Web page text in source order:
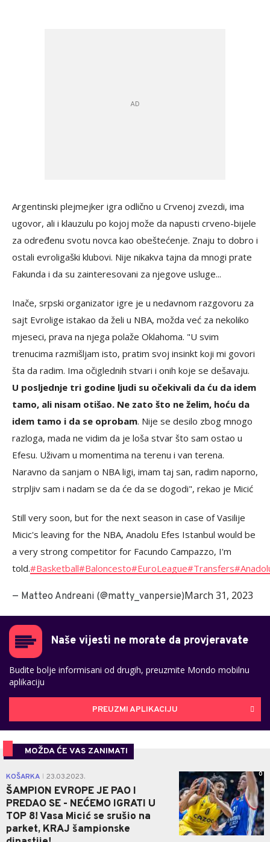
Argentinski plejmejker igra odlično u Crvenoj zvezdi, ima
ugovor, ali i klauzulu po kojoj može da napusti crveno-bijele
za određenu svotu novca kao obeštećenje. Znaju to dobro i
ostali evroligaški klubovi. Nije nikakva tajna da mnogi prate
Fakunda i da su zainteresovani za njegove usluge...
Inače, srpski organizator igre je u nedavnom razgovoru za
sajt Evrolige istakao da želi u NBA, možda već za nekoliko
mjeseci, prava na njega polaže Oklahoma. "U svim
trenucima razmišljam isto, pratim svoj insinkt koji mi govori
šta da radim. Ima očiglednih stvari i onih koje se dešavaju.
U posljednje tri godine ljudi su očekivali da ću da idem
tamo, ali nisam otišao. Ne zato što ne želim, hoću da
idem tamo i da se oprobam. Nije se desilo zbog mnogo
razloga, mada ne vidim da je loša stvar što sam ostao u
Efesu. Uživam u momentima na terenu i van terena.
Naravno da sanjam o NBA ligi, imam taj san, radim naporno,
strpljiv sam i nadam se da će da se dogodi", rekao je Micić
Still very soon, but for the next season in case of Vasilije
Micic's leaving for the NBA, Anadolu Efes Istanbul would be
a very strong competitor for Facundo Campazzo, I'm
told.#Basketball#Baloncesto#EuroLeague#Transfers
— Matteo Andreani (@matty_vanpersie)March 31, 2023
Naše vijesti ne morate da provjeravate
Budite bolje informisani od drugih, preuzmite Mondo mobilnu
aplikaciju
PREUZMI APLIKACIJU
MOŽDA ĆE VAS ZANIMATI
KOŠARKA 23.03.2023.
ŠAMPION EVROPE JE PAO I
PREDAO SE - NEĆEMO IGRATI U
TOP 8! Vasa Micić se srušio na
parket, KRAJ šampionske
0